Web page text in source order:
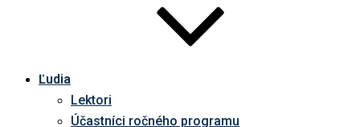
Ľudia
Lektori
Účastníci ročného programu